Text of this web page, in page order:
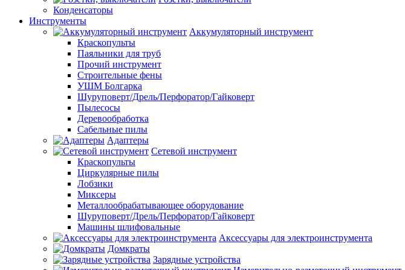
Конденсаторы
Инструменты
Аккумуляторный инструмент
Краскопульты
Паяльники для труб
Прочий инструмент
Строительные фены
УШМ Болгарка
Шуруповерт/Дрель/Перфоратор/Гайковерт
Пылесосы
Деревообработка
Сабельные пилы
Адаптеры
Сетевой инструмент
Краскопульты
Циркулярные пилы
Лобзики
Миксеры
Металлообрабатывающее оборудование
Шуруповерт/Дрель/Перфоратор/Гайковерт
Машины шлифовальные
Аксессуары для электроинструмента
Домкраты
Зарядные устройства